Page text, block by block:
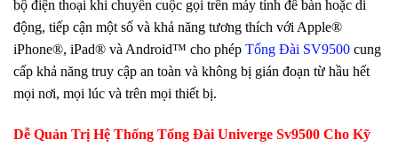
bộ điện thoại khi chuyển cuộc gọi trên máy tính để bàn hoặc di
động, tiếp cận một số và khả năng tương thích với Apple®
iPhone®, iPad® và Android™ cho phép Tổng Đài SV9500 cung
cấp khả năng truy cập an toàn và không bị gián đoạn từ hầu hết
mọi nơi, mọi lúc và trên mọi thiết bị.
Dễ Quản Trị Hệ Thống Tổng Đài Univerge Sv9500 Cho Kỹ